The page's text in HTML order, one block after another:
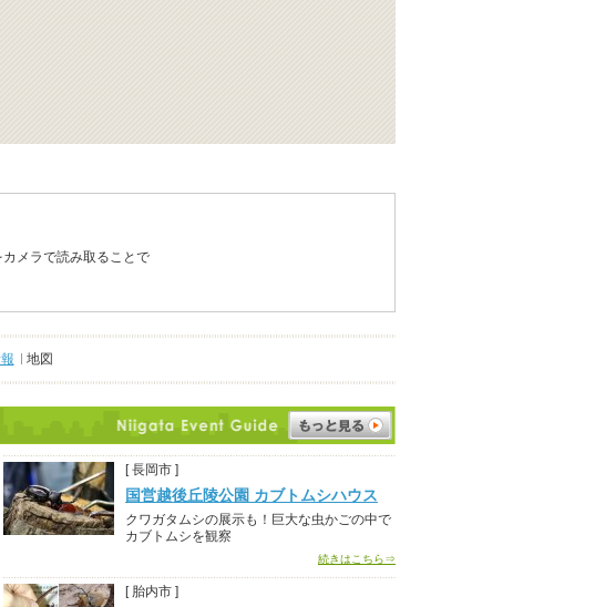
メラで読み取ることで
地図
[ 長岡市 ]
国営越後丘陵公園 カブトムシハウス
クワガタムシの展示も！巨大な虫かごの中で
カブトムシを観察
続きはこちら⇒
[ 胎内市 ]